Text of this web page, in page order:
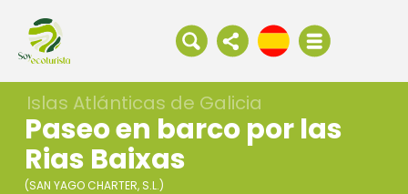
Islas Atlánticas de Galicia
Paseo en barco por las
Rias Baixas
(SAN YAGO CHARTER, S.L.)